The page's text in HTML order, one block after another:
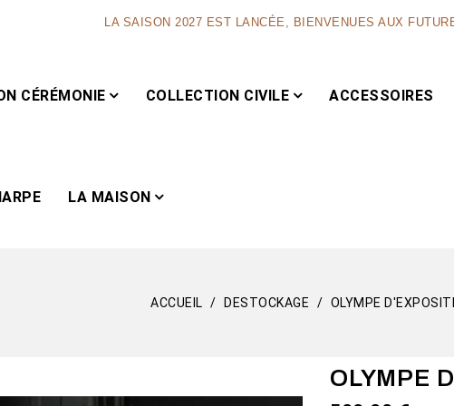
LA SAISON 2027 EST LANCÉE, BIENVENUES AUX
CÉRÉMONIE COLLECTION CIVILE ACCESSOIRES
LA MAISON
ACCUEIL DESTOCKAGE OLYMPE
OLYMPE